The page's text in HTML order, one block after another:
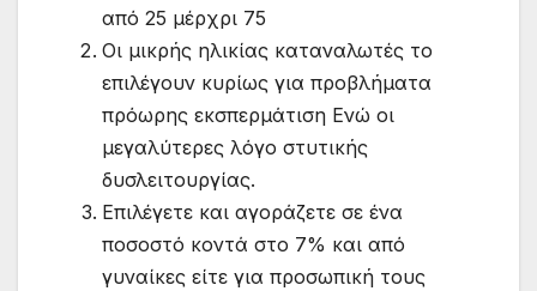
από 25 μέρχρι 75
Οι μικρής ηλικίας καταναλωτές το
επιλέγουν κυρίως για προβλήματα
πρόωρης εκσπερμάτιση Ενώ οι
μεγαλύτερες λόγο στυτικής
δυσλειτουργίας.
Επιλέγετε και αγοράζετε σε ένα
ποσοστό κοντά στο 7% και από
γυναίκες είτε για προσωπική τους